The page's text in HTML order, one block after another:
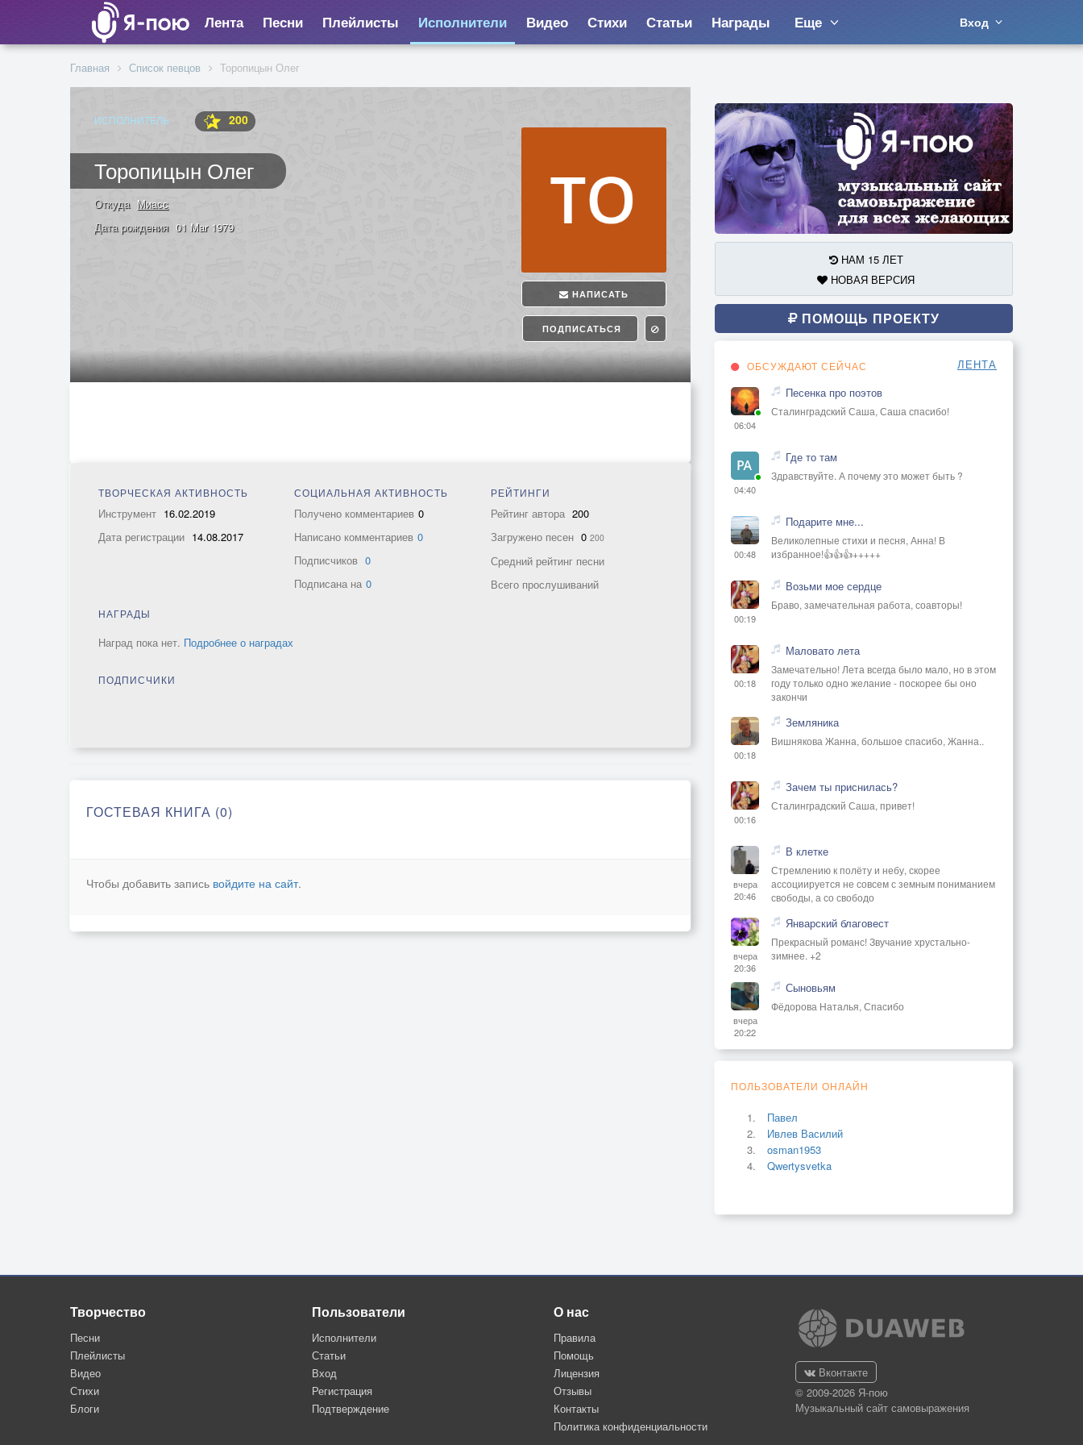
Лента Песни Плейлисты Исполнители Видео Стихи Статьи Награды Еще Вход
Главная Список певцов Торопицын Олег
ИСПОЛНИТЕЛЬ 200
Торопицын Олег
НАПИСАТЬ
ПОДПИСАТЬСЯ
Откуда Миасс
Дата рождения 01 Mar 1979
ТВОРЧЕСКАЯ АКТИВНОСТЬ
Инструмент 16.02.2019
Дата регистрации 14.08.2017
СОЦИАЛЬНАЯ АКТИВНОСТЬ
Получено комментариев 0
Написано комментариев 0
Подписчиков 0
Подписана на 0
РЕЙТИНГИ
Рейтинг автора 200
Загружено песен 0 200
Средний рейтинг песни
Всего прослушиваний
НАГРАДЫ
Наград пока нет. Подробнее о наградах
ПОДПИСЧИКИ
ГОСТЕВАЯ КНИГА (0)
Чтобы добавить запись войдите на сайт.
НАМ 15 ЛЕТ
НОВАЯ ВЕРСИЯ
ПОМОЩЬ ПРОЕКТУ
ОБСУЖДАЮТ СЕЙЧАС ЛЕНТА
06:04
Песенка про поэтов
Сталинградский Саша, Саша спасибо!
04:40
Где то там
Здравствуйте. А почему это может быть ?
00:48
Подарите мне...
Великолепные стихи и песня, Анна! В
избранное!👍👍👍+++++
00:19
Возьми мое сердце
Браво, замечательная работа, соавторы!
00:18
Маловато лета
Замечательно! Лета всегда было мало, но в этом
году только одно желание - поскорее бы оно
закончи
00:18
Земляника
Вишнякова Жанна, большое спасибо, Жанна..
00:16
Зачем ты приснилась?
Сталинградский Саша, привет!
вчера
20:46
В клетке
Стремлению к полёту и небу, скорее
ассоциируется не совсем с земным пониманием
свободы, а со свободо
вчера
20:36
Январский благовест
Прекрасный романс! Звучание хрустально-
зимнее. +2
вчера
20:22
Сыновьям
Фёдорова Наталья, Спасибо
ПОЛЬЗОВАТЕЛИ ОНЛАЙН
Павел
Ивлев Василий
osman1953
Qwertysvetka
Творчество
Песни
Плейлисты
Видео
Стихи
Блоги
Пользователи
Исполнители
Статьи
Вход
Регистрация
Подтверждение
О нас
Правила
Помощь
Лицензия
Отзывы
Контакты
Политика конфиденциальности
Вконтакте
© 2009-2026 Я-пою
Музыкальный сайт самовыражения